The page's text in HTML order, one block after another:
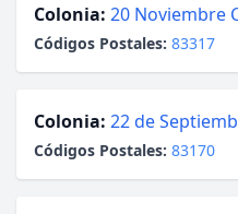
Colonia: 20 Noviembre
Códigos Postales: 83317
Colonia: 22 de
Códigos Postales: 83170